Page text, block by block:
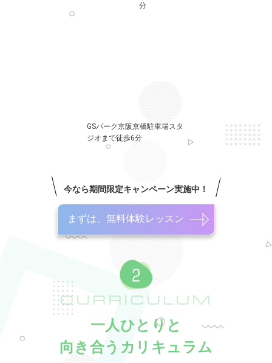
分
GSパーク京阪京橋駐車場スタ
ジオまで徒歩6分
今なら期間限定キャンペーン実施中！
まずは、無料体験レッスン
CURRICULUM
一人ひとりと
向き合うカリキュラム